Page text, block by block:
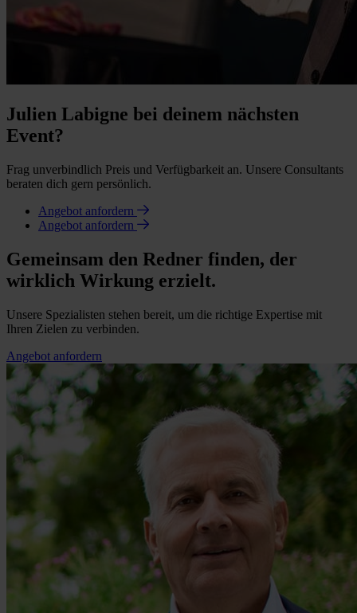
Julien Labigne bei deinem nächsten
Event?
Frag unverbindlich Preis und Verfügbarkeit an. Unsere Consultants
beraten dich gern persönlich.
Angebot anfordern
Angebot anfordern
Gemeinsam den Redner finden, der
wirklich Wirkung erzielt.
Unsere Spezialisten stehen bereit, um die richtige Expertise mit
Ihren Zielen zu verbinden.
Angebot anfordern